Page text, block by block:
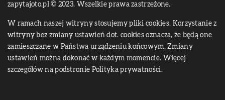
zapytajoto.pl © 2023. Wszelkie prawa zastrzeżone.
W ramach naszej witryny stosujemy pliki cookies. Korzystanie z
witryny bez zmiany ustawień dot. cookies oznacza, że będą one
zamieszczane w Państwa urządzeniu końcowym. Zmiany
ustawień można dokonać w każdym momencie. Więcej
szczegółów na podstronie Polityka prywatności.